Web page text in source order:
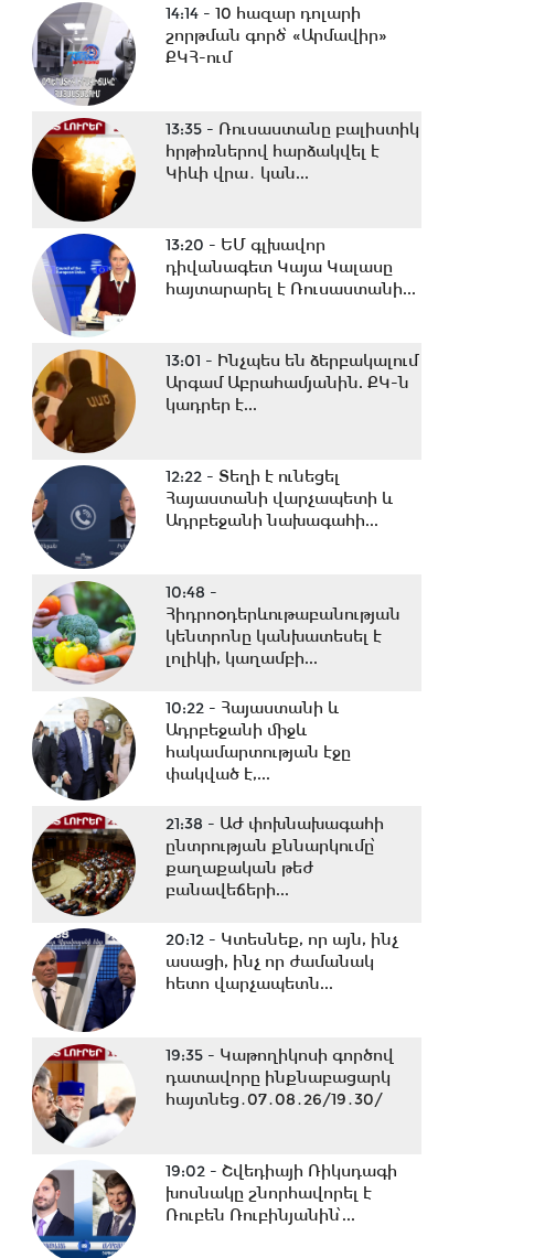
14:14 - 10 հազար դոլարի
շորթման գործ՝ «Արմավիր»
ՔԿՀ-ում
13:35 - Ռուսաստանը բալիստիկ
հրթիռներով հարձակվել է
Կիևի վրա․ կան...
13:20 - ԵՄ գլխավոր
դիվանագետ Կայա Կալասը
հայտարարել է Ռուսաստանի...
13:01 - Ինչպես են ձերբակալում
Արգամ Աբրահամյանին. ՔԿ-ն
կադրեր է...
12:22 - Տեղի է ունեցել
Հայաստանի վարչապետի և
Ադրբեջանի նախագահի...
10:48 -
Հիդրոօդերևութաբանության
կենտրոնը կանխատեսել է
լոլիկի, կաղամբի...
10:22 - Հայաստանի և
Ադրբեջանի միջև
հակամարտության էջը
փակված է,...
21:38 - ԱԺ փոխնախագահի
ընտրության քննարկումը՝
քաղաքական թեժ
բանավեճերի...
20:12 - Կտեսնեք, որ այն, ինչ
ասացի, ինչ որ ժամանակ
հետո վարչապետն...
19:35 - Կաթողիկոսի գործով
դատավորը ինքնաբացարկ
հայտնեց․07․08․26/19․30/
19:02 - Շվեդիայի Ռիկսդագի
խոսնակը շնորհավորել է
Ռուբեն Ռուբինյանին՝...